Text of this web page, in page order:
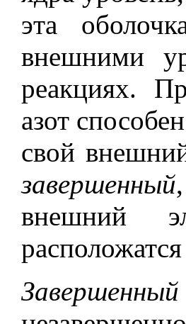
эта
внешними
реакциях.
азот
свой
завершенный
внешний
Завершенный